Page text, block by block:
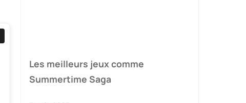
Les meilleurs jeux comme
Summertime Saga